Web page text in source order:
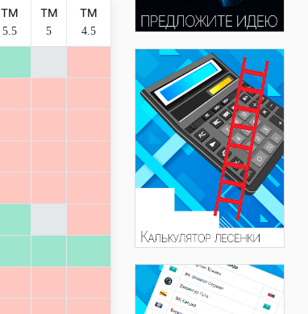
ТМ
5.5
ТМ
5
ТМ
4.5